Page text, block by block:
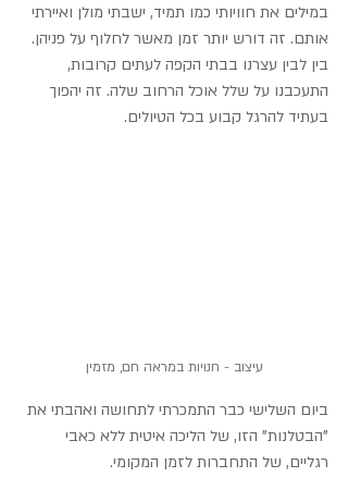
במילים את חוויותי כמו תמיד, ישבתי מולן ואיירתי
אותם. זה דורש יותר זמן מאשר לחלוף על פניהן.
בין לבין עצרנו בבתי הקפה לעתים קרובות,
התעכבנו על שלל אוכל הרחוב שלה. זה יהפוך
בעתיד להרגל קבוע בכל הטיולים.
עיצוב - חנויות במראה חם, מזמין
ביום השלישי כבר התמכרתי לתחושה ואהבתי את
"הבטלנות" הזו, של הליכה איטית ללא כאבי
רגליים, של התחברות לזמן המקומי.